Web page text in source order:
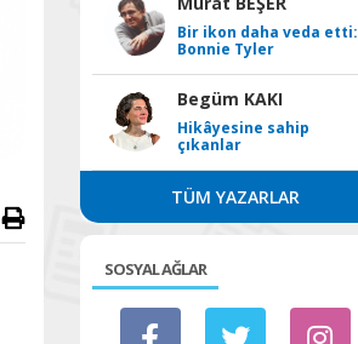
Bir ikon daha veda etti:
Bonnie Tyler
Begüm KAKI
Hikâyesine sahip
çıkanlar
TÜM YAZARLAR
SOSYAL AĞLAR